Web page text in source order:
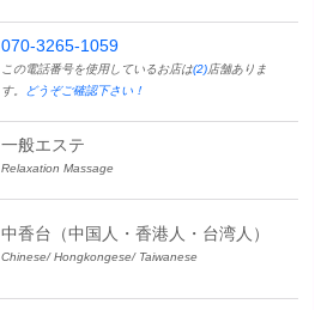
070-3265-1059
この電話番号を使用しているお店は(2)店舗ありま
す。
どうぞご確認下さい！
一般エステ
Relaxation Massage
中香台（中国人・香港人・台湾人）
Chinese/ Hongkongese/ Taiwanese